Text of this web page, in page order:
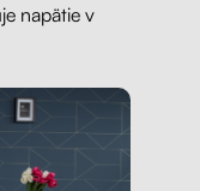
napätie v